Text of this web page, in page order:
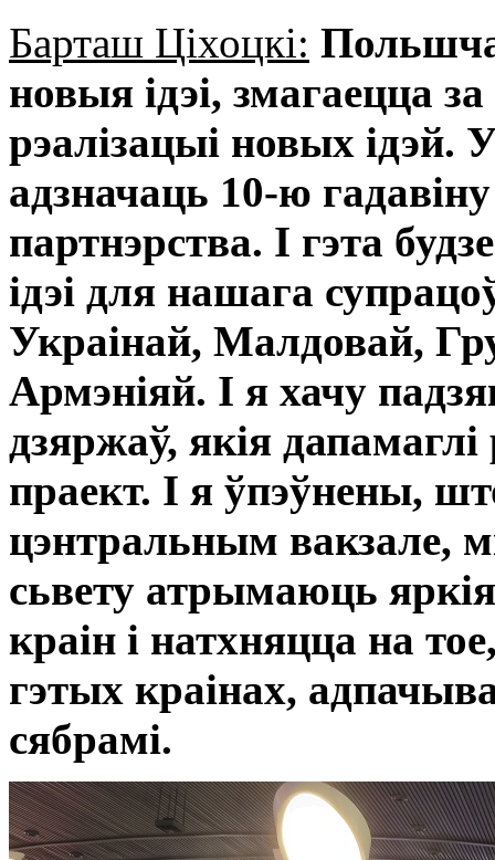
Барташ Ціхоцкі:
новыя ідэі, змагаецца
рэалізацыі новых ідэй.
адзначаць 10-ю
партнэрства. І гэта
ідэі для нашага
Украінай, Малдовай,
Армэніяй. І я хачу
дзяржаў, якія
праект. І я ўпэўнены,
цэнтральным вакзале,
сьвету атрымаюць
краін і натхняцца на
гэтых краінах,
сябрамі.